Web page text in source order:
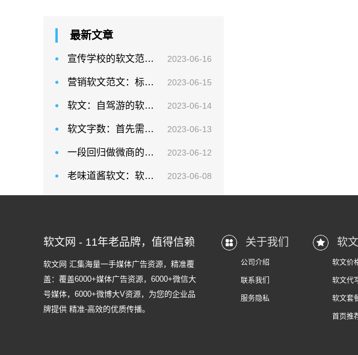
最新文章
宣传学校的软文范文：突出学校的特色， 强调学校的优势 2023-06-16
营销软文范文：标题是营销软文的核心，它应该简洁明了、突出重点 2023-06-15
软文：自驾游的软文应该怎么样去做推广？ 2023-06-14
软文字数：首先需要确定目标受众是谁，以便编写针对他们的软文 2023-06-13
一段回归做微商的软文：在写作过程中，要注重使用与长尾关键词相关的主题和内容 2023-06-12
老味道酱软文：软文写作中，我们要考虑软文的历史沉淀 2023-06-08
软文网 - 11年老品牌，值得信赖
软文网 汇集海量一手媒体广告资源，精准覆
盖：覆盖6000+媒体广告资源，6000+微信大
号媒体，6000+微博大V资源，为您的企业品
牌提供 精准-高效的优质传播。
关于我们
公司介绍
联系我们
服务隐私
软
软文价
软文代
软文套
首页推